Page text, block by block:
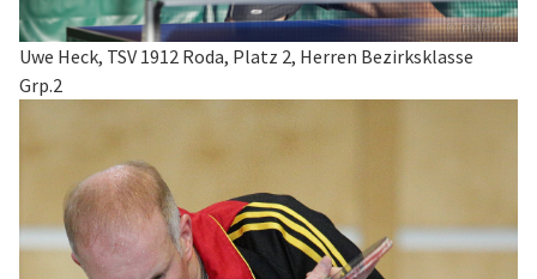
Uwe Heck, TSV 1912 Roda, Platz 2, Herren Bezirksklasse
Grp.2